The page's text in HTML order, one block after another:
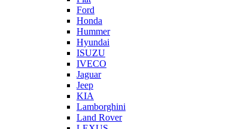
Ford
Honda
Hummer
Hyundai
ISUZU
IVECO
Jaguar
Jeep
KIA
Lamborghini
Land Rover